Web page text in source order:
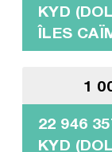
KYD
ÎLES
1
22 946
KYD